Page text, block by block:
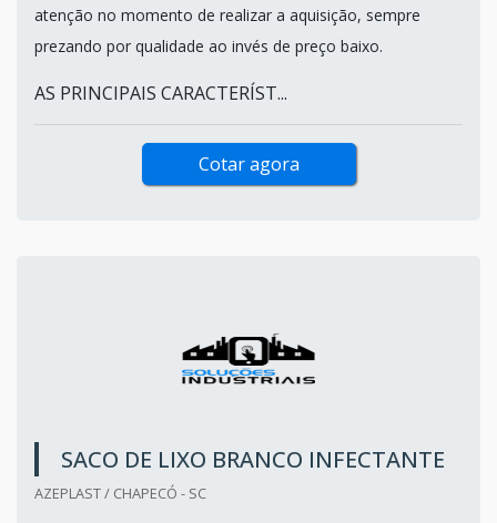
atenção no momento de realizar a aquisição, sempre
prezando por qualidade ao invés de preço baixo.
AS PRINCIPAIS CARACTERÍST...
Cotar agora
SACO DE LIXO BRANCO INFECTANTE
AZEPLAST / CHAPECÓ - SC